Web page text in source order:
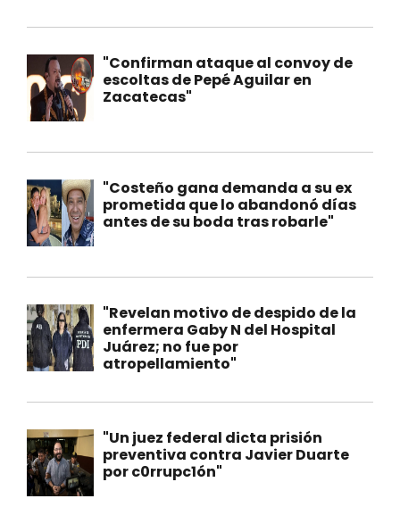
"Confirman ataque al convoy de
escoltas de Pepé Aguilar en
Zacatecas"
"Costeño gana demanda a su ex
prometida que lo abandonó días
antes de su boda tras robarle"
"Revelan motivo de despido de la
enfermera Gaby N del Hospital
Juárez; no fue por
atropellamiento"
"Un juez federal dicta prisión
preventiva contra Javier Duarte
por c0rrupc1ón"